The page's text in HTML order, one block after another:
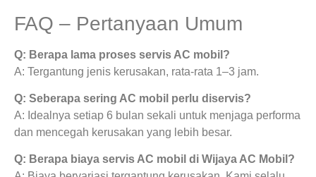
FAQ – Pertanyaan Umum
Q: Berapa lama proses servis AC mobil?
A: Tergantung jenis kerusakan, rata-rata 1–3 jam.
Q: Seberapa sering AC mobil perlu diservis?
A: Idealnya setiap 6 bulan sekali untuk menjaga performa
dan mencegah kerusakan yang lebih besar.
Q: Berapa biaya servis AC mobil di Wijaya AC Mobil?